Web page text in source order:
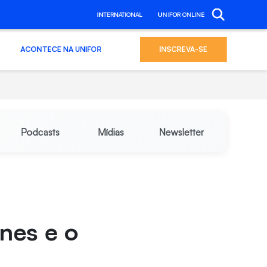
INTERNATIONAL UNIFOR ONLINE
ACONTECE NA UNIFOR INSCREVA-SE
Podcasts Mídias Newsletter
e o